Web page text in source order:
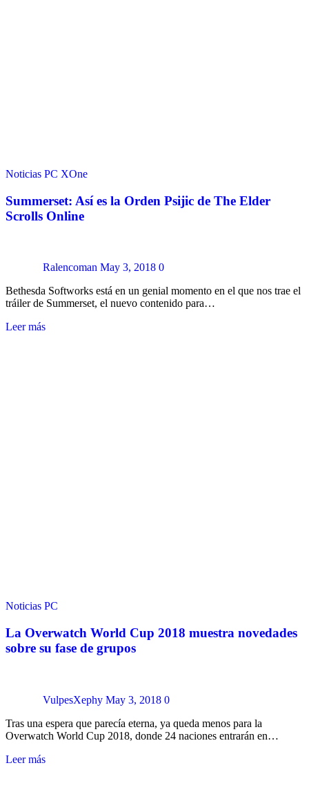
Noticias PC XOne
Summerset: Así es la Orden Psijic de The Elder
Scrolls Online
Ralencoman May 3, 2018 0
Bethesda Softworks está en un genial momento en el que nos trae el
tráiler de Summerset, el nuevo contenido para…
Leer más
Noticias PC
La Overwatch World Cup 2018 muestra novedades
sobre su fase de grupos
VulpesXephy May 3, 2018 0
Tras una espera que parecía eterna, ya queda menos para la
Overwatch World Cup 2018, donde 24 naciones entrarán en…
Leer más